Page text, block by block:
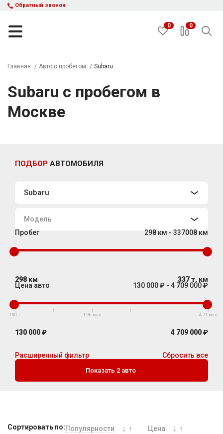
Обратный звонок
Акции
Спецпредложения
Контакты
Время работы: с 08:00 до 22:00 Без выходных
0 0
Главная Авто с пробегом Subaru
Subaru c пробегом в
Москве
ПОДБОР АВТОМОБИЛЯ
Subaru
Модель
Пробег
298 км - 337008 км
298 км 337 т. км
Цена авто 130 000 ₽ - 4 709 000 ₽
130 т 1.96 млн 4.71 млн
130 000₽ 4 709 000₽
Расширенный фильтр Сбросить все
Показать 2 авто
Сортировать по:Популярности ↓ ↑ Цена ↓ ↑